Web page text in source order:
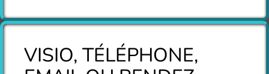
VISIO, TÉLÉPHONE,